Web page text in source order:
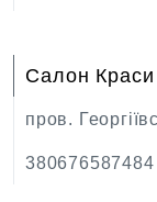
Салон Краси
пров.
380676587484